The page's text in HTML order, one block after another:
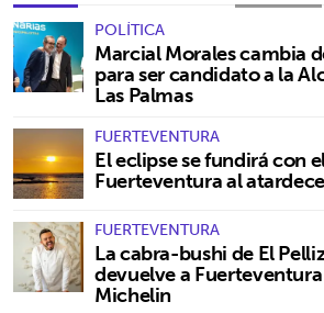
POLÍTICA
Marcial Morales cambia
para ser candidato a la
Las Palmas
FUERTEVENTURA
El eclipse se fundirá con
Fuerteventura al
FUERTEVENTURA
La cabra-bushi de El
devuelve a
Michelin